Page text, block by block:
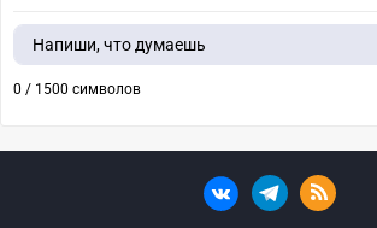
Напиши, что думаешь
0 / 1500 символов